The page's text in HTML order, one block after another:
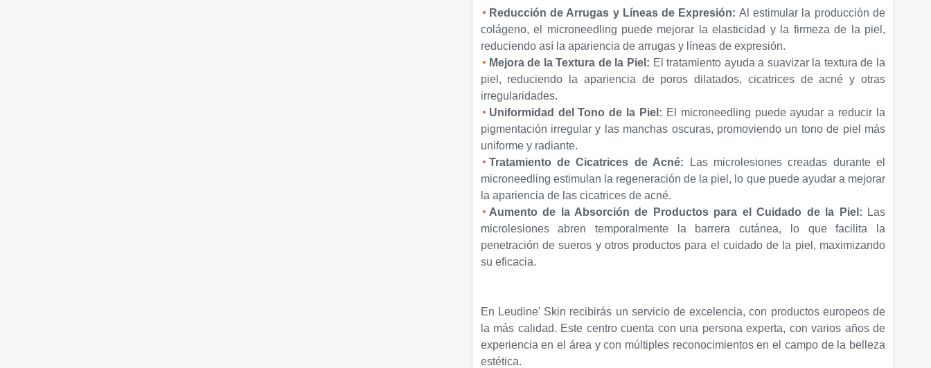
Reducción de Arrugas y Líneas de Expresión: Al estimular la producción de
colágeno, el microneedling puede mejorar la elasticidad y la firmeza de la piel,
reduciendo así la apariencia de arrugas y líneas de expresión.
Mejora de la Textura de la Piel: El tratamiento ayuda a suavizar la textura de la
piel, reduciendo la apariencia de poros dilatados, cicatrices de acné y otras
irregularidades.
Uniformidad del Tono de la Piel: El microneedling puede ayudar a reducir la
pigmentación irregular y las manchas oscuras, promoviendo un tono de piel más
uniforme y radiante.
Tratamiento de Cicatrices de Acné: Las microlesiones creadas durante el
microneedling estimulan la regeneración de la piel, lo que puede ayudar a mejorar
la apariencia de las cicatrices de acné.
Aumento de la Absorción de Productos para el Cuidado de la Piel:
Las
microlesiones abren temporalmente la barrera cutánea, lo que facilita la
penetración de sueros y otros productos para el cuidado de la piel, maximizando
su eficacia.
En Leudine' Skin recibirás un servicio de excelencia, con productos europeos de
la más calidad. Este centro cuenta con una persona experta, con varios años de
experiencia en el área y con múltiples reconocimientos en el campo de la belleza
estética.